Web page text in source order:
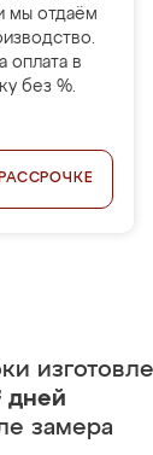
мы отдаём
оплата в
без %.
дней
замера